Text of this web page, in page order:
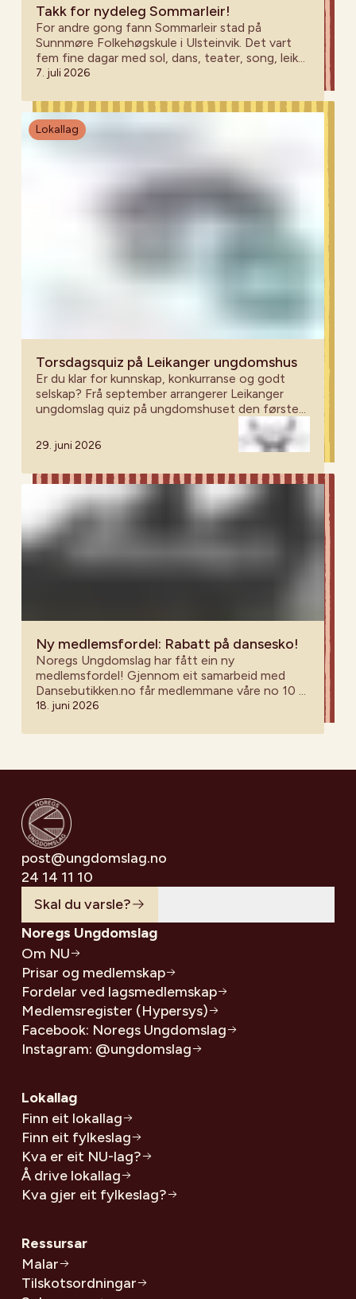
Takk for nydeleg Sommarleir!
For andre gong fann Sommarleir stad på
Sunnmøre Folkehøgskule i Ulsteinvik. Det vart
fem fine dagar med sol, dans, teater, song, leik
og nye minne!
7. juli 2026
Lokallag
Torsdagsquiz på Leikanger ungdomshus
Er du klar for kunnskap, konkurranse og godt
selskap? Frå september arrangerer Leikanger
ungdomslag quiz på ungdomshuset den første
torsdagen kvar måndad – alle er velkomne!
29. juni 2026
Ny medlemsfordel: Rabatt på dansesko!
Noregs Ungdomslag har fått ein ny
medlemsfordel! Gjennom eit samarbeid med
Dansebutikken.no får medlemmane våre no 10 %
rabatt på alle varer i nettbutikken – også på
18. juni 2026
post@ungdomslag.no
24 14 11 10
Skal du varsle?
Noregs Ungdomslag
Om NU
Prisar og medlemskap
Fordelar ved lagsmedlemskap
Medlemsregister (Hypersys)
Facebook: Noregs Ungdomslag
Instagram: @ungdomslag
Lokallag
Finn eit lokallag
Finn eit fylkeslag
Kva er eit NU-lag?
Å drive lokallag
Kva gjer eit fylkeslag?
Ressursar
Malar
Tilskotsordningar